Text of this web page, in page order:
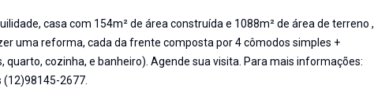
casa com 154m² de área construída e 1088m² de área de terreno ,
uma reforma, cada da frente composta por 4 cômodos simples +
quarto, cozinha, e banheiro). Agende sua visita. Para mais informações:
(12)98145-2677.